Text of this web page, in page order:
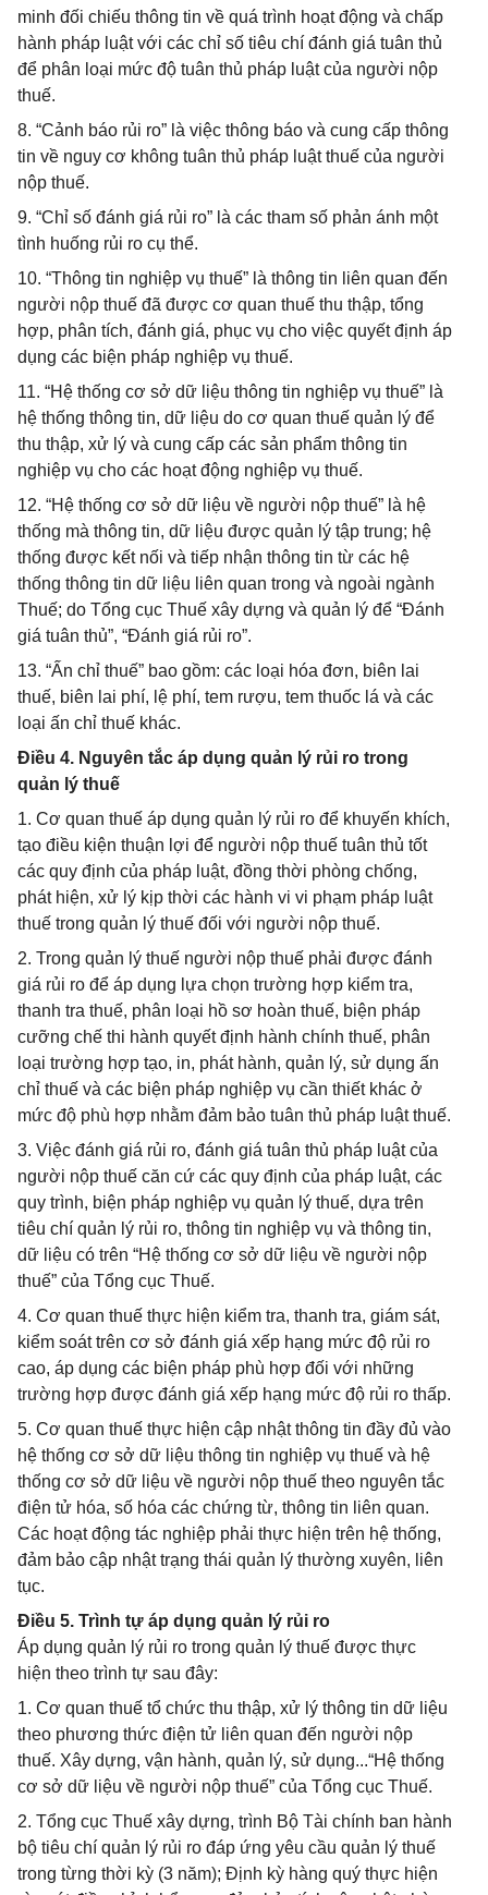
minh đối chiếu thông tin về quá trình hoạt động và chấp
hành pháp luật với các chỉ số tiêu chí đánh giá tuân thủ
để phân loại mức độ tuân thủ pháp luật của người nộp
thuế.
8. “Cảnh báo rủi ro” là việc thông báo và cung cấp thông
tin về nguy cơ không tuân thủ pháp luật thuế của người
nộp thuế.
9. “Chỉ số đánh giá rủi ro” là các tham số phản ánh một
tình huống rủi ro cụ thể.
10. “Thông tin nghiệp vụ thuế” là thông tin liên quan đến
người nộp thuế đã được cơ quan thuế thu thập, tổng
hợp, phân tích, đánh giá, phục vụ cho việc quyết định áp
dụng các biện pháp nghiệp vụ thuế.
11. “Hệ thống cơ sở dữ liệu thông tin nghiệp vụ thuế” là
hệ thống thông tin, dữ liệu do cơ quan thuế quản lý để
thu thập, xử lý và cung cấp các sản phẩm thông tin
nghiệp vụ cho các hoạt động nghiệp vụ thuế.
12. “Hệ thống cơ sở dữ liệu về người nộp thuế” là hệ
thống mà thông tin, dữ liệu được quản lý tập trung; hệ
thống được kết nối và tiếp nhận thông tin từ các hệ
thống thông tin dữ liệu liên quan trong và ngoài ngành
Thuế; do Tổng cục Thuế xây dựng và quản lý để “Đánh
giá tuân thủ”, “Đánh giá rủi ro”.
13. “Ấn chỉ thuế” bao gồm: các loại hóa đơn, biên lai
thuế, biên lai phí, lệ phí, tem rượu, tem thuốc lá và các
loại ấn chỉ thuế khác.
Điều 4. Nguyên tắc áp dụng quản lý rủi ro trong
quản lý thuế
1. Cơ quan thuế áp dụng quản lý rủi ro để khuyến khích,
tạo điều kiện thuận lợi để người nộp thuế tuân thủ tốt
các quy định của pháp luật, đồng thời phòng chống,
phát hiện, xử lý kịp thời các hành vi vi phạm pháp luật
thuế trong quản lý thuế đối với người nộp thuế.
2. Trong quản lý thuế người nộp thuế phải được đánh
giá rủi ro để áp dụng lựa chọn trường hợp kiểm tra,
thanh tra thuế, phân loại hồ sơ hoàn thuế, biện pháp
cưỡng chế thi hành quyết định hành chính thuế, phân
loại trường hợp tạo, in, phát hành, quản lý, sử dụng ấn
chỉ thuế và các biện pháp nghiệp vụ cần thiết khác ở
mức độ phù hợp nhằm đảm bảo tuân thủ pháp luật thuế.
3. Việc đánh giá rủi ro, đánh giá tuân thủ pháp luật của
người nộp thuế căn cứ các quy định của pháp luật, các
quy trình, biện pháp nghiệp vụ quản lý thuế, dựa trên
tiêu chí quản lý rủi ro, thông tin nghiệp vụ và thông tin,
dữ liệu có trên “Hệ thống cơ sở dữ liệu về người nộp
thuế” của Tổng cục Thuế.
4. Cơ quan thuế thực hiện kiểm tra, thanh tra, giám sát,
kiểm soát trên cơ sở đánh giá xếp hạng mức độ rủi ro
cao, áp dụng các biện pháp phù hợp đối với những
trường hợp được đánh giá xếp hạng mức độ rủi ro thấp.
5. Cơ quan thuế thực hiện cập nhật thông tin đầy đủ vào
hệ thống cơ sở dữ liệu thông tin nghiệp vụ thuế và hệ
thống cơ sở dữ liệu về người nộp thuế theo nguyên tắc
điện tử hóa, số hóa các chứng từ, thông tin liên quan.
Các hoạt động tác nghiệp phải thực hiện trên hệ thống,
đảm bảo cập nhật trạng thái quản lý thường xuyên, liên
tục.
Điều 5. Trình tự áp dụng quản lý rủi ro
Áp dụng quản lý rủi ro trong quản lý thuế được thực
hiện theo trình tự sau đây:
1. Cơ quan thuế tổ chức thu thập, xử lý thông tin dữ liệu
theo phương thức điện tử liên quan đến người nộp
thuế. Xây dựng, vận hành, quản lý, sử dụng...“Hệ thống
cơ sở dữ liệu về người nộp thuế” của Tổng cục Thuế.
2. Tổng cục Thuế xây dựng, trình Bộ Tài chính ban hành
bộ tiêu chí quản lý rủi ro đáp ứng yêu cầu quản lý thuế
trong từng thời kỳ (3 năm); Định kỳ hàng quý thực hiện